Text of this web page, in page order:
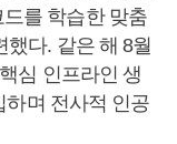
를 학습한 맞춤
다. 같은 해 8월
심 인프라인 생
하며 전사적 인공